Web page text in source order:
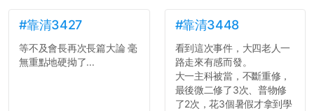
#靠清3427
等不及會長再次長篇大論 毫
無重點地硬拗了...
#靠清3448
看到這次事件，大四老人一
路走來有感而發。
大一主科被當，不斷重修，
最後微二修了3次、普物修
了2次，花3個暑假才拿到學